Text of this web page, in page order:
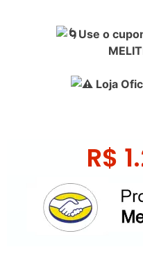
Use o
Loja
R$